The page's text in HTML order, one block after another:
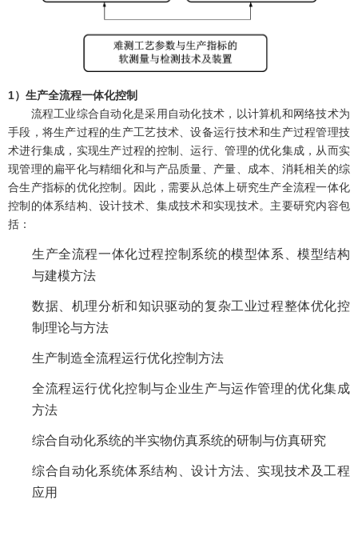
1）生产全流程一体化控制
流程工业综合自动化是采用自动化技术，以计算机和网络技术为
手段，将生产过程的生产工艺技术、设备运行技术和生产过程管理技
术进行集成，实现生产过程的控制、运行、管理的优化集成，从而实
现管理的扁平化与精细化和与产品质量、产量、成本、消耗相关的综
合生产指标的优化控制。因此，需要从总体上研究生产全流程一体化
控制的体系结构、设计技术、集成技术和实现技术。主要研究内容包
括：
生产全流程一体化过程控制系统的模型体系、模型结构
与建模方法
数据、机理分析和知识驱动的复杂工业过程整体优化控
制理论与方法
生产制造全流程运行优化控制方法
全流程运行优化控制与企业生产与运作管理的优化集成
方法
综合自动化系统的半实物仿真系统的研制与仿真研究
综合自动化系统体系结构、设计方法、实现技术及工程
应用